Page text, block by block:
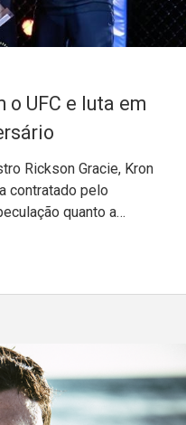
o UFC e luta em
Rickson Gracie, Kron
contratado pelo
quanto a…